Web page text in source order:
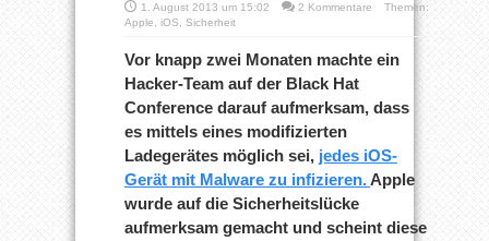
1. August 2013 um 15:02
2 Kommentare
Themen:
Apple
iOS Sicherheit
Vor knapp zwei Monaten machte ein
Hacker-Team auf der Black Hat
Conference darauf aufmerksam, dass
es mittels eines modifizierten
Ladegerätes möglich sei, jedes iOS-
Gerät mit Malware zu infizieren.Apple
wurde auf die Sicherheitslücke
aufmerksam gemacht und scheint diese